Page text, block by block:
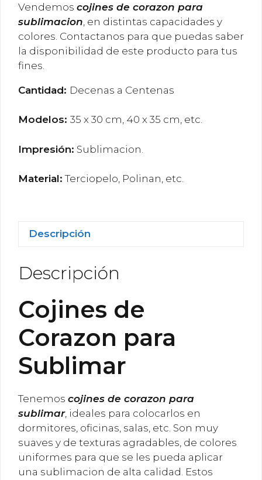
Vendemos cojines de corazon para
sublimacion , en distintas capacidades y
colores. Contactanos para que puedas saber
la disponibilidad de este producto para tus
fines.
Cantidad: Decenas a Centenas
Modelos: 35 x 30 cm, 40 x 35 cm, etc.
Impresión: Sublimacion.
Material: Terciopelo, Polinan, etc.
Descripción
Descripción
Cojines de
Corazon para
Sublimar
Tenemos cojines de corazon para
sublimar, ideales para colocarlos en
dormitores, oficinas, salas, etc. Son muy
suaves y de texturas agradables, de colores
uniformes para que se les pueda aplicar
una sublimacion de alta calidad. Estos